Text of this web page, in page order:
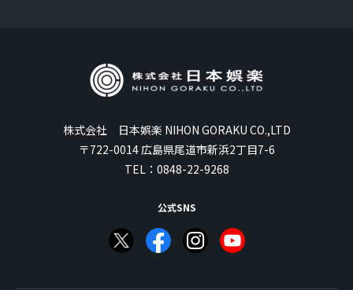
株式会社 日本娯楽 NIHON GORAKU CO.,LTD
〒722-0014 広島県尾道市新浜2丁目7-6
TEL： 0848-22-9268
公式SNS